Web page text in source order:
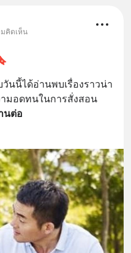
มคิดเห็น
นนี้ได้อ่านพบเรื่องราวน่า
มอดทนในการสั่งสอน
นต่อ